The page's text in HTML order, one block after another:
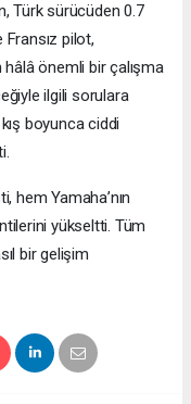
Türk sürücüden 0.7
Fransız pilot,
hâlâ önemli bir çalışma
ilgili sorulara
boyunca ciddi
hem Yamaha’nın
yükseltti. Tüm
bir gelişim